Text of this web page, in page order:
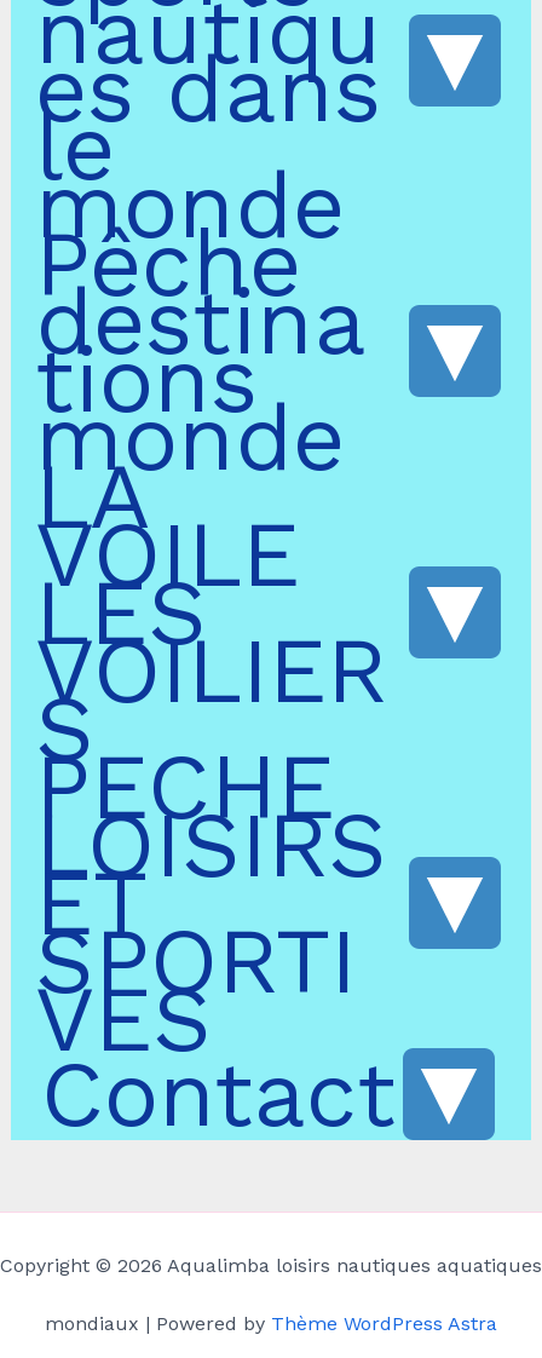
nautiqu
es dans
le
monde
Pêche
destina
tions
monde
LA
VOILE
LES
VOILIER
S
PECHE
LOISIRS
ET
SPORTI
VES
Contact
Copyright © 2026 Aqualimba loisirs nautiques aquatiques
mondiaux | Powered by Thème WordPress Astra